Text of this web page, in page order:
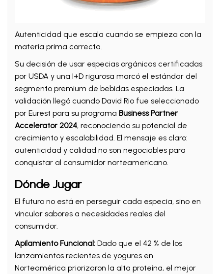
Autenticidad que escala cuando se empieza con la
materia prima correcta.
Su decisión de usar especias orgánicas certificadas
por USDA y una I+D rigurosa marcó el estándar del
segmento premium de bebidas especiadas. La
validación llegó cuando David Rio fue seleccionado
por Eurest para su programa Business Partner
Accelerator 2024, reconociendo su potencial de
crecimiento y escalabilidad. El mensaje es claro:
autenticidad y calidad no son negociables para
conquistar al consumidor norteamericano.
Dónde Jugar
El futuro no está en perseguir cada especia, sino en
vincular sabores a necesidades reales del
consumidor.
Apilamiento Funcional: Dado que el 42 % de los
lanzamientos recientes de yogures en
Norteamérica priorizaron la alta proteína, el mejor